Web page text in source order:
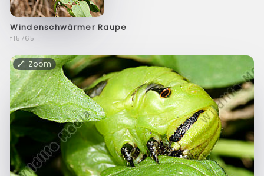
Windenschwärmer Raupe
f15765
Zoom